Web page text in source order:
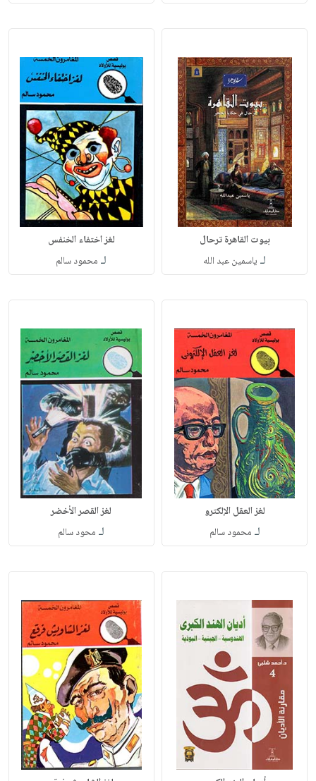
بيوت القاهرة ترحال
لـ ياسمين عبد الله
لغز اختفاء الخنفس
لـ محمود سالم
لغز العقل الإلكترو
لـ محمود سالم
لغز القصر الأخضر
لـ محود سالم